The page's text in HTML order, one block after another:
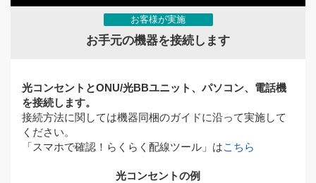
お客様が実施
お手元の機器を接続します
光コンセントとONU/光BBユニット、パソコン、電話機
を接続します。
接続方法に関しては機器同梱のガイドに沿って実施して
ください。
「スマホで確認！らくらく配線ツール」はこちら
光コンセントの例